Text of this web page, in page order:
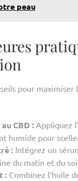
peau
pour maximiser
CBD : Appliquez
humide pour
: Intégrez un
du matin et du
: Combinez l’huile